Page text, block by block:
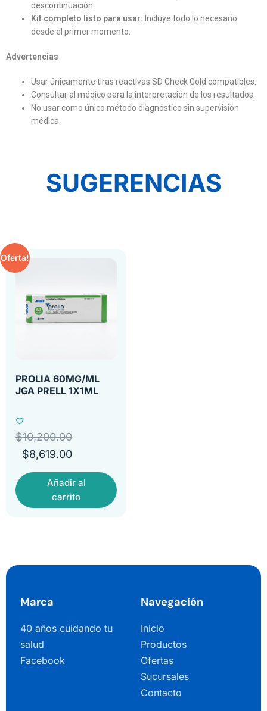
descontinuación.
Kit completo listo para usar: Incluye todo lo necesario
desde el primer momento.
Advertencias
Usar únicamente tiras reactivas SD Check Gold compatibles.
Consultar al médico para la interpretación de los resultados.
No usar como único método diagnóstico sin supervisión
médica.
SUGERENCIAS
Oferta!
PROLIA 60MG/ML
JGA PRELL 1X1ML
$10,200.00
$8,619.00
Añadir al
carrito
Marca
40 años cuidando tu
salud
Facebook
Navegación
Inicio
Productos
Ofertas
Sucursales
Contacto